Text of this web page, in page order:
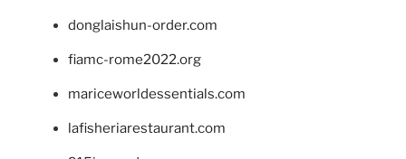
donglaishun-order.com
fiamc-rome2022.org
mariceworldessentials.com
lafisheriarestaurant.com